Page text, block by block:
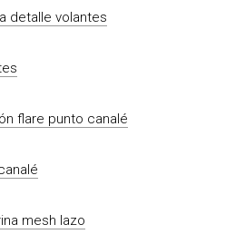
detalle volantes
flare punto canalé
mesh lazo